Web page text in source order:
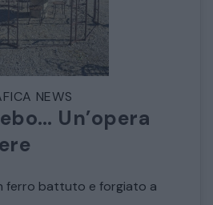
D’EPOCA
NEWS
Un’opera
ferro battuto e forgiato a